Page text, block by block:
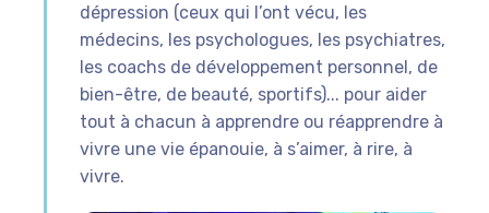
dépression (ceux qui l’ont vécu, les
médecins, les psychologues, les psychiatres,
les coachs de développement personnel, de
bien-être, de beauté, sportifs)... pour aider
tout à chacun à apprendre ou réapprendre à
vivre une vie épanouie, à s’aimer, à rire, à
vivre.